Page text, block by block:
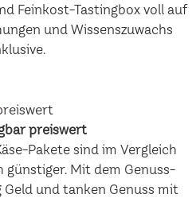
Feinkost-Tastingbox voll auf
und Wissenszuwachs
preiswert
Pakete sind im Vergleich
günstiger. Mit dem Genuss-
und tanken Genuss mit